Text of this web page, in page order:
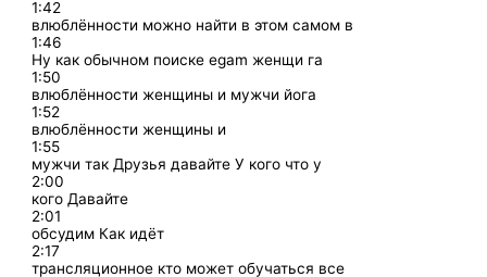
1:42
влюблённости можно найти в этом самом в
1:46
Ну как обычном поиске egam женщи га
1:50
влюблённости женщины и мужчи йога
1:52
влюблённости женщины и
1:55
мужчи так Друзья давайте У кого что у
2:00
кого Давайте
2:01
обсудим Как идёт
2:17
трансляционное кто может обучаться все